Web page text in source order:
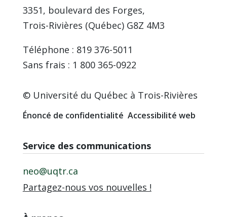
3351, boulevard des Forges,
Trois-Rivières (Québec) G8Z 4M3
Téléphone : 819 376-5011
Sans frais : 1 800 365-0922
© Université du Québec à Trois-Rivières
Énoncé de confidentialité Accessibilité web
Service des communications
neo@uqtr.ca
Partagez-nous vos nouvelles !